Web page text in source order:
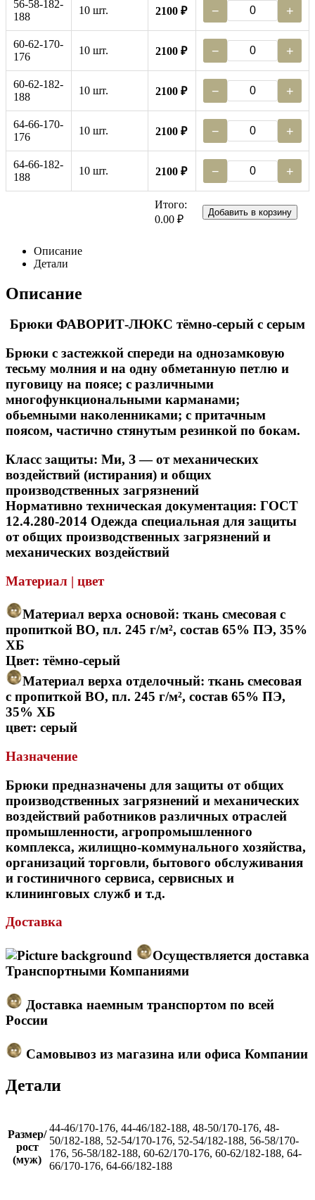
56-58-182-
188
10 шт. 2100 ₽ − +
60-62-170-
176
10 шт. 2100 ₽ − +
60-62-182-
188
10 шт. 2100 ₽ − +
64-66-170-
176
10 шт. 2100 ₽ − +
64-66-182-
188
10 шт. 2100 ₽ − +
Итого:
0.00 ₽
Добавить в корзину
Описание
Детали
Описание
Брюки ФАВОРИТ-ЛЮКС тёмно-серый с серым
Брюки с застежкой спереди на однозамковую
тесьму молния и на одну обметанную петлю и
пуговицу на поясе; с различными
многофункциональными карманами;
обьемными наколенниками; с притачным
поясом, частично стянутым резинкой по бокам.
Класс защиты: Ми, З — от механических
воздействий (истирания) и общих
производственных загрязнений
Нормативно техническая документация: ГОСТ
12.4.280-2014 Одежда специальная для защиты
от общих производственных загрязнений и
механических воздействий
Материал | цвет
Материал верха основой: ткань смесовая с
пропиткой ВО, пл. 245 г/м², состав 65% ПЭ, 35%
ХБ
Цвет: тёмно-серый
Материал верха отделочный: ткань смесовая
с пропиткой ВО, пл. 245 г/м², состав 65% ПЭ,
35% ХБ
цвет: серый
Назначение
Брюки предназначены для защиты от общих
производственных загрязнений и механических
воздействий работников различных отраслей
промышленности, агропромышленного
комплекса, жилищно-коммунального хозяйства,
организаций торговли, бытового обслуживания
и гостиничного сервиса, сервисных и
клининговых служб и т.д.
Доставка
Осуществляется доставка
Транспортными Компаниями
Доставка наемным транспортом по всей
России
Самовывоз из магазина или офиса Компании
Детали
Размер/
рост
(муж)
44-46/170-176, 44-46/182-188, 48-50/170-176, 48-
50/182-188, 52-54/170-176, 52-54/182-188, 56-58/170-
176, 56-58/182-188, 60-62/170-176, 60-62/182-188, 64-
66/170-176, 64-66/182-188